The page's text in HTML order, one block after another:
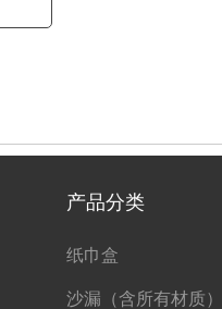
产品分类
纸巾盒
沙漏（含所有材质）